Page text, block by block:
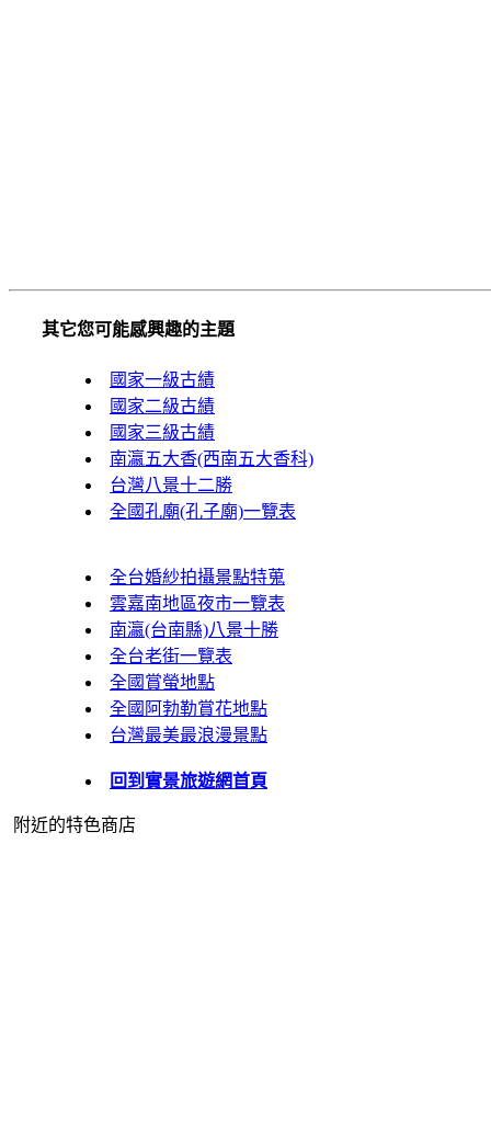
其它您可能感興趣的主題
國家一級古績
國家二級古績
國家三級古績
南瀛五大香(西南五大香科)
台灣八景十二勝
全國孔廟(孔子廟)一覽表
全台婚紗拍攝景點特蒐
雲嘉南地區夜市一覽表
南瀛(台南縣)八景十勝
全台老街一覽表
全國賞螢地點
全國阿勃勒賞花地點
台灣最美最浪漫景點
回到實景旅遊網首頁
附近的特色商店